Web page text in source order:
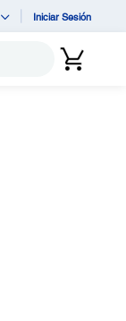
Iniciar Sesión